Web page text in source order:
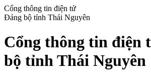
Cổng thông tin điện tử
Đảng bộ tỉnh Thái Nguyên
Cổng thông tin điện
bộ tỉnh Thái Nguyên